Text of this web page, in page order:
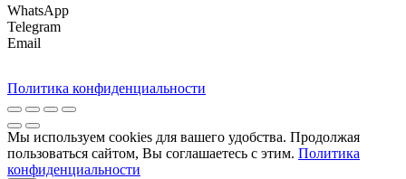
WhatsApp
Telegram
Email
Политика конфиденциальности
Мы используем cookies для вашего удобства. Продолжая
пользоваться сайтом, Вы соглашаетесь с этим. Политика
конфиденциальности